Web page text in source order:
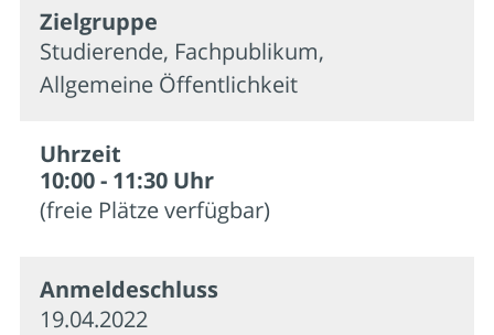
Zielgruppe
Studierende, Fachpublikum,
Allgemeine Öffentlichkeit
Uhrzeit
10:00 - 11:30 Uhr
(freie Plätze verfügbar)
Anmelde­schluss
19.04.2022